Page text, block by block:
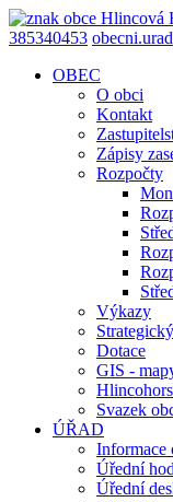
385340453
OBEC
O obci
Kontakt
Zápisy
Rozpočty
Výkazy
Dotace
GIS -
Svazek
ÚŘAD
Informace
Úřední
Úřední